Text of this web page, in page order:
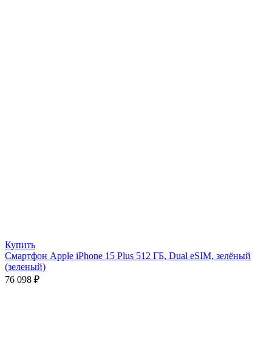
Купить
Смартфон Apple iPhone 15 Plus 512 ГБ, Dual eSIM, зелёный
(зелeный)
76 098 ₽